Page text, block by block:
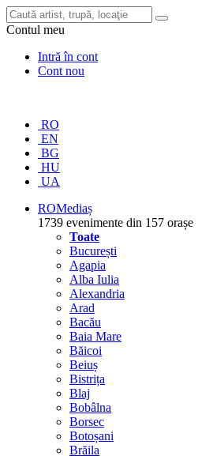
Contul meu
Intră în cont
Cont nou
RO
EN
BG
HU
UA
ROMediaș
1739 evenimente din 157 orașe
Toate
București
Agapia
Alba Iulia
Alexandria
Arad
Bacău
Baia Mare
Băicoi
Beiuș
Bistrița
Blaj
Bobâlna
Borsec
Botoșani
Brăila